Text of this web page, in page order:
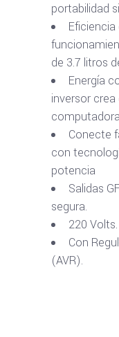
portabilidad
de 3.7 litros
Energía
inversor
Conecte
con
potencia
Salidas
segura.
220 Volts.
Con
(AVR).